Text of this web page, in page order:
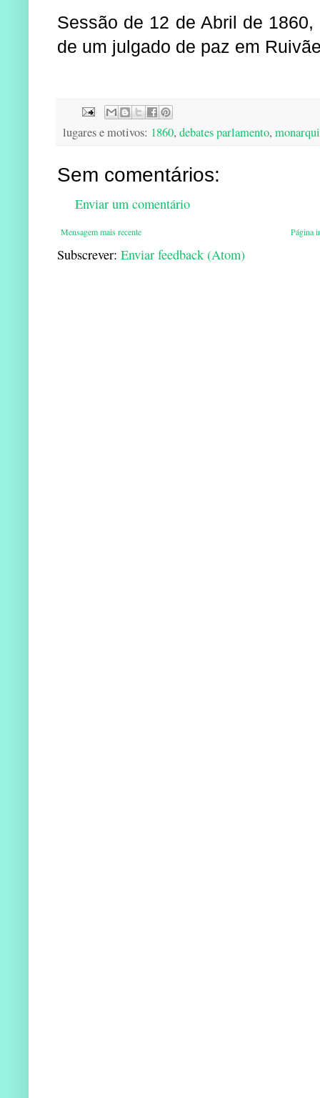
Sessão de 12 de Abril de
de um julgado de paz em
lugares e motivos: 1860, debates parlamento,
Sem comentários:
Enviar um comentário
Mensagem mais recente Página
Subscrever: Enviar feedback (Atom)